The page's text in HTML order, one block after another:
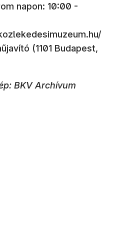
napon: 10:00 -
(1101 Budapest,
BKV Archívum